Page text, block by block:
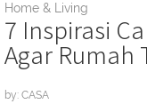
Home & Living
7 Inspirasi
Agar Rumah
by: CASA